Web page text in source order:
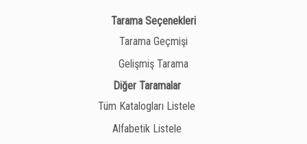
Tarama Seçenekleri
Tarama Geçmişi
Gelişmiş Tarama
Diğer Taramalar
Tüm Katalogları Listele
Alfabetik Listele